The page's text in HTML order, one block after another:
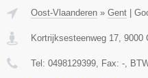
Oost-Vlaanderen » Gent
Kortrijksesteenweg 17, 9000
Tel: 0498129399, Fax: -,